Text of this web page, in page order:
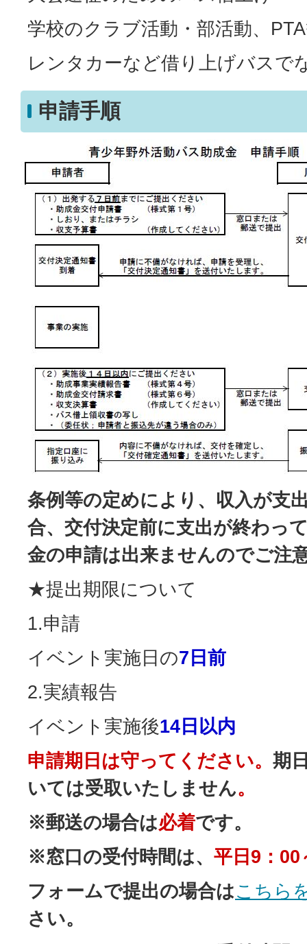
学校のクラブ活動・部活動、
レンタカーなど借り上げバスで
申請手順
条例等の定めにより、収入が支
合、交付決定前に支出が終わっ
金の申請は出来ませんのでご注
★提出期限について
1.申請
イベント実施日の7日前
2.実績報告
イベント実施後14日以内
申請期日は守ってください。 期
いては受取いたしません。
※郵送の場合は必着です。
※窓口の受付時間は、 平日9：00
フォームで提出の場合はこちら
さい。